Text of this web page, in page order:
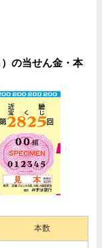
の当せん金・本
本数